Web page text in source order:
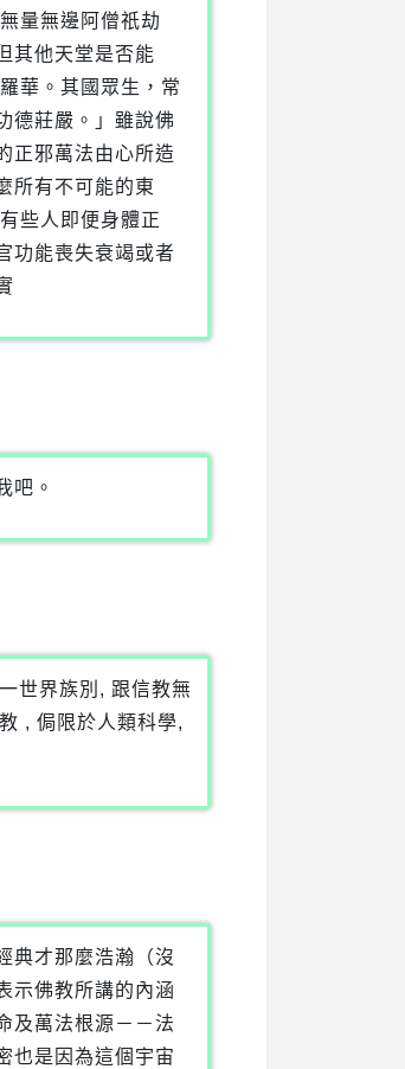
量無邊阿僧祇劫
其他天堂是否能
華。其國眾生，常
德莊嚴。」雖說佛
正邪萬法由心所造
所有不可能的東
些人即便身體正
功能喪失衰竭或者
吧。
世界族別, 跟信教無
, 侷限於人類科學,
典才那麼浩瀚（沒
示佛教所講的內涵
及萬法根源－－法
也是因為這個宇宙